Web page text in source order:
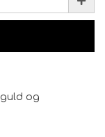
guld og